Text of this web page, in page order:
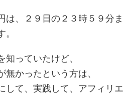
は、２９日の２３時５９分ま
知っていたけど、
かったという方は、
して、実践して、アフィリエ